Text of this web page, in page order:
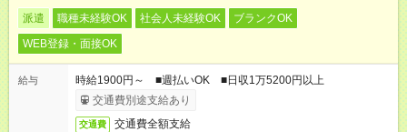
派遣 職種未経験OK 社会人未経験OK
ブランクOK
WEB登録・面接OK
給与
時給1900円～ ■週払いOK ■日収1万5200円以上
交通費別途支給あり
交通費 交通費全額支給